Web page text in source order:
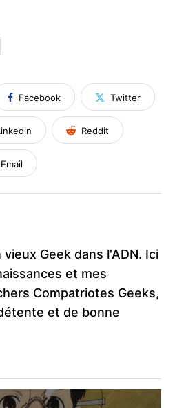
Facebook Twitter
Reddit
Email
Geek dans l'ADN. Ici
et mes
Compatriotes Geeks,
et de bonne